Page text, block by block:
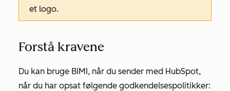
et logo.
Forstå kravene
Du kan bruge BIMI, når du sender med HubSpot,
når du har opsat følgende godkendelsespolitikker: